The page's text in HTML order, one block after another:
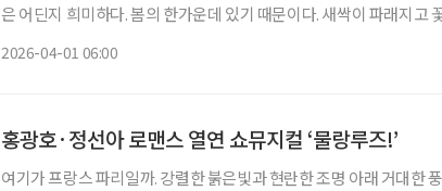
은 어딘지 희미하다. 봄의 한가운데 있기 때문이다. 새싹이 파래지고
2026-04-01 06:00
홍광호·정선아 로맨스 열연 쇼뮤지컬 ‘물랑루즈!’
여기가 프랑스 파리일까. 강렬한 붉은빛과 현란한 조명 아래 거대한